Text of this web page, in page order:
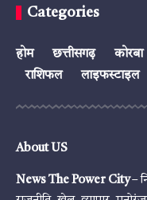
Categories
होम छत्तीसगढ़ कोरबा
राशिफल
लाइफस्टाइल
About US
News The Power City–